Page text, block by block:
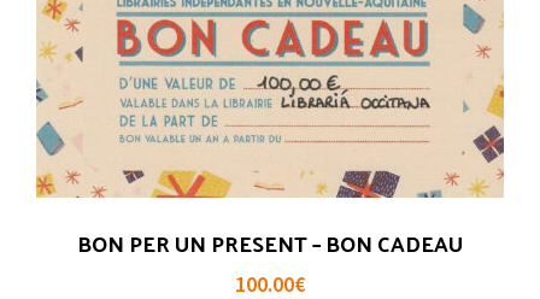
BON PER UN PRESENT – BON CADEAU
100.00€